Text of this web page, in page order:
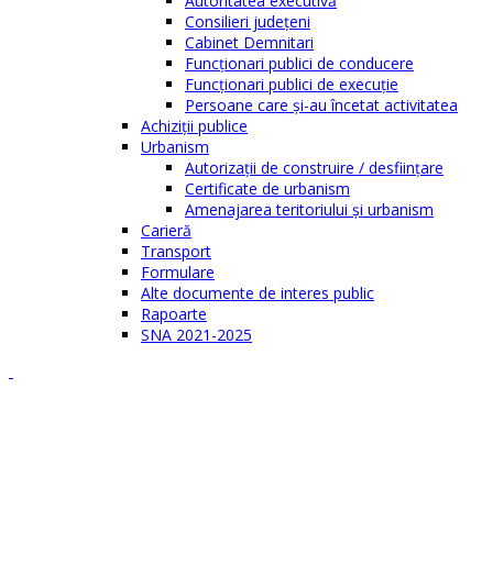
Consilieri judeţeni
Cabinet Demnitari
Funcţionari publici de conducere
Funcționari publici de execuție
Persoane care şi-au încetat activitatea
Achiziţii publice
Urbanism
Autorizații de construire / desființare
Certificate de urbanism
Amenajarea teritoriului şi urbanism
Carieră
Transport
Formulare
Alte documente de interes public
Rapoarte
SNA 2021-2025